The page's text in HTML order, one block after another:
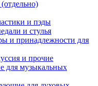
и пэды
и стулья
и принадлежности для
и прочие
для музыкальных